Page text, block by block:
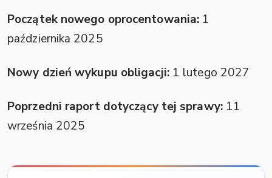
Początek nowego oprocentowania: 1
października 2025
Nowy dzień wykupu obligacji:1 lutego 2027
Poprzedni raport dotyczący tej sprawy:11
września 2025